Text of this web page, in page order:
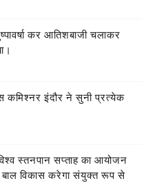
कर आतिशबाजी चलाकर
कमिश्नर इंदौर ने सुनी प्रत्येक
स्तनपान सप्ताह का आयोजन
बाल विकास करेगा संयुक्त रूप से